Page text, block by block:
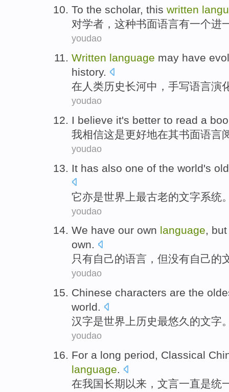
To the scholar, this written
对学者 ， 这种书面语言有一个进
youdao
Written language may have
history.
在 人类历史长河中， 手写语言演
youdao
I believe it's better to read a
我相信这是更好地在其书面语言
youdao
It has also one of the world's
它亦是世界上最古老的文字系统
youdao
We have our own language, but
own.
只有自己的语言 ， 但没有自己的
youdao
Chinese characters are the
world.
汉字是世界上历史最悠久的文字
youdao
For a long period, Classical
language.
在我国长期以来，文言一直是统